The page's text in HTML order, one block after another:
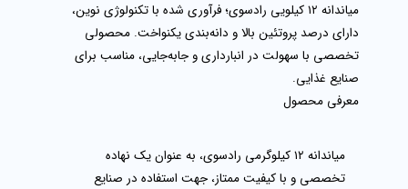
میاندانه ۱۲ کیلویی رادسوی؛ فرآوری شده با تکنولوژی نوین،
دارای درصد پروتئین بالا و دانه‌بندی یکنواخت. محصولی
تخصصی با سهولت در انبارداری و جابه‌جایی، مناسب برای
صنایع غذایی.
معرفی محصول
میاندانه ۱۲ کیلوگرمی رادسوی، به عنوان یک نهاده
تخصصی و با کیفیت ممتاز، جهت استفاده در صنایع